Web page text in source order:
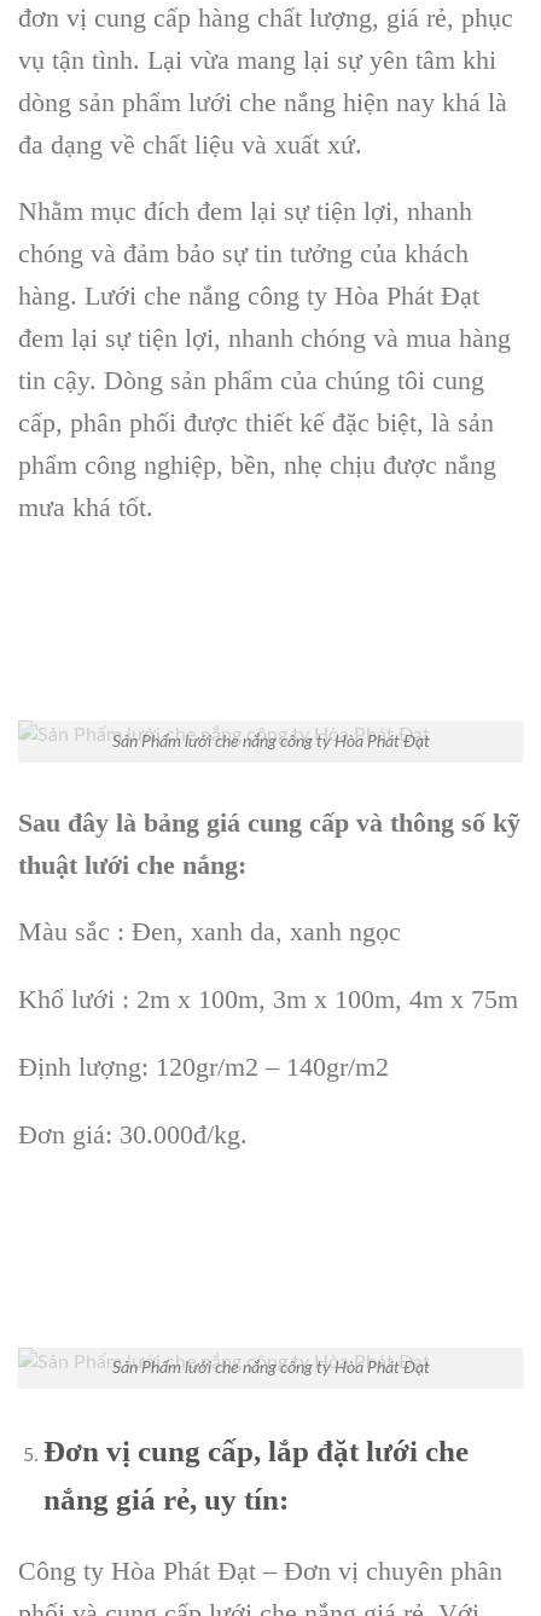
đơn vị cung cấp hàng chất lượng, giá rẻ, phục
vụ tận tình. Lại vừa mang lại sự yên tâm khi
dòng sản phẩm lưới che nắng hiện nay khá là
đa dạng về chất liệu và xuất xứ.
Nhằm mục đích đem lại sự tiện lợi, nhanh
chóng và đảm bảo sự tin tưởng của khách
hàng. Lưới che nắng công ty Hòa Phát Đạt
đem lại sự tiện lợi, nhanh chóng và mua hàng
tin cậy. Dòng sản phẩm của chúng tôi cung
cấp, phân phối được thiết kế đặc biệt, là sản
phẩm công nghiệp, bền, nhẹ chịu được nắng
mưa khá tốt.
Sản Phẩm lưới che nắng công ty Hòa Phát Đạt
Sau đây là bảng giá cung cấp và thông số kỹ
thuật lưới che nắng:
Màu sắc : Đen, xanh da, xanh ngọc
Khổ lưới : 2m x 100m, 3m x 100m, 4m x 75m
Định lượng: 120gr/m2 – 140gr/m2
Đơn giá: 30.000đ/kg.
Sản Phẩm lưới che nắng công ty Hòa Phát Đạt
Đơn vị cung cấp, lắp đặt lưới che
nắng giá rẻ, uy tín:
Công ty Hòa Phát Đạt – Đơn vị chuyên phân